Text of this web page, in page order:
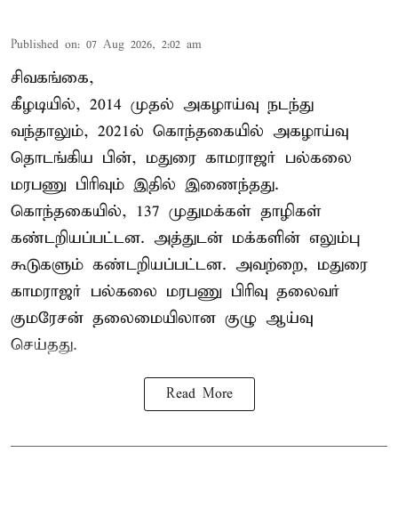
Published on: 07 Aug 2026, 2:02 am
சிவகங்கை,
கீழடியில், 2014 முதல் அகழாய்வு நடந்து
வந்தாலும், 2021ல் கொந்தகையில் அகழாய்வு
தொடங்கிய பின், மதுரை காமராஜர் பல்கலை
மரபணு பிரிவும் இதில் இணைந்தது.
கொந்தகையில், 137 முதுமக்கள் தாழிகள்
கண்டறியப்பட்டன. அத்துடன் மக்களின் எலும்பு
கூடுகளும் கண்டறியப்பட்டன. அவற்றை, மதுரை
காமராஜர் பல்கலை மரபணு பிரிவு தலைவர்
குமரேசன் தலைமையிலான குழு ஆய்வு
செய்தது.
Read More